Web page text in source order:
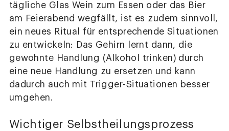
tägliche Glas Wein zum Essen oder das Bier
am Feierabend wegfällt, ist es zudem sinnvoll,
ein neues Ritual für entsprechende Situationen
zu entwickeln: Das Gehirn lernt dann, die
gewohnte Handlung (Alkohol trinken) durch
eine neue Handlung zu ersetzen und kann
dadurch auch mit Trigger-Situationen besser
umgehen.
Wichtiger Selbstheilungsprozess